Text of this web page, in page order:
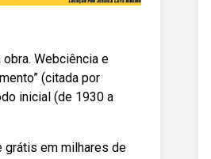
Webciência e
(citada por
inicial (de 1930 a
grátis em milhares de